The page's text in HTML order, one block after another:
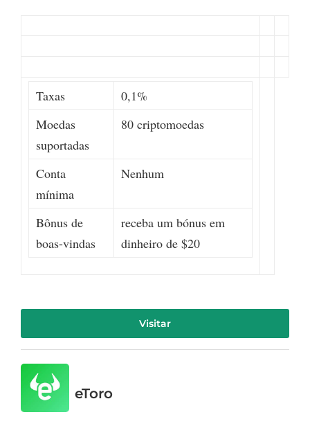
Taxas
0,1%
Moedas
suportadas
80 criptomoedas
Conta
mínima
Nenhum
Bônus de
boas-vindas
receba um bónus em
dinheiro de $20
Visitar
eToro